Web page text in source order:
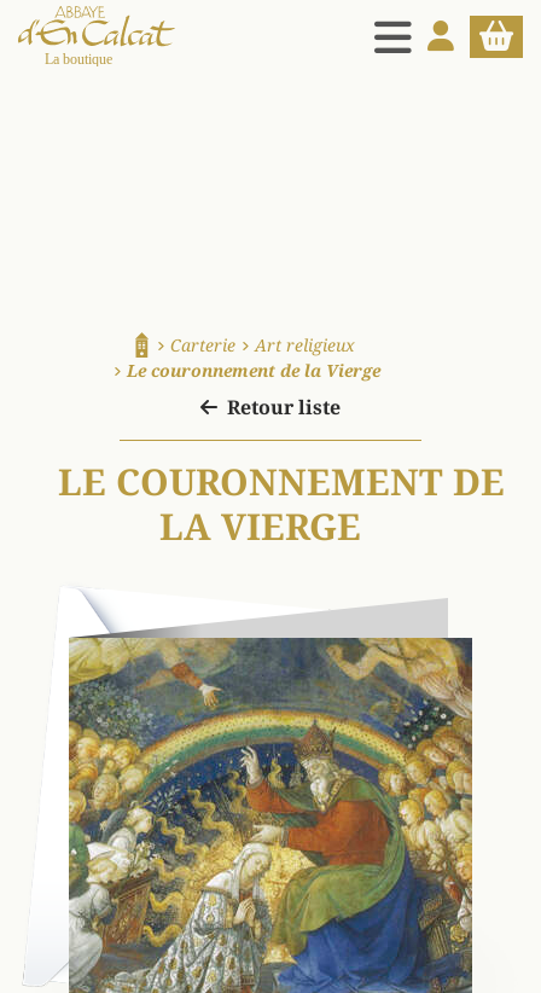
MENU
MON PANIER
Accueil
Carterie
Art religieux
Le couronnement de la Vierge
Retour liste
LE COURONNEMENT DE
LA VIERGE